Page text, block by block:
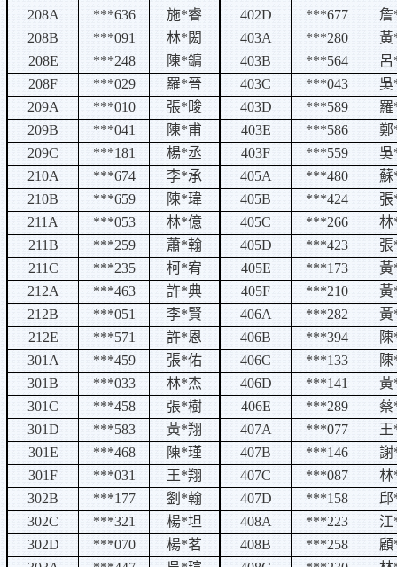
208A
***636 施*睿 402D ***677 詹
208B
***091 林*閎 403A ***280 黃
208E
***248 陳*鏞 403B ***564 呂
208F
***029 羅*晉 403C ***043 吳
209A
***010 張*畯 403D ***589 羅
209B
***041 陳*甫 403E ***586 鄭
209C
***181 楊*丞 403F ***559 吳
210A
***674 李*承 405A ***480 蘇
210B
***659 陳*瑋 405B ***424 張
211A
***053 林*億 405C ***266 林
211B
***259 蕭*翰 405D ***423 張
211C
***235 柯*宥 405E ***173 黃
212A
***463 許*典 405F ***210 黃
212B
***051 李*賢 406A ***282 黃
212E
***571 許*恩 406B ***394 陳
301A
***459 張*佑 406C ***133 陳
301B
***033 林*杰 406D ***141 黃
301C
***458 張*樹 406E ***289 蔡
301D
***583 黃*翔 407A ***077 王
301E
***468 陳*瑾 407B ***146 謝
301F
***031 王*翔 407C ***087 林
302B
***177 劉 *翰 407D ***158 邱
302C
***321 楊*坦 408A ***223 江
302D
***070 楊*茗 408B ***258 顧